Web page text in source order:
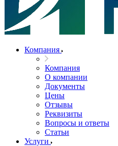
Компания
Компания
О компании
Документы
Цены
Отзывы
Реквизиты
Вопросы и ответы
Статьи
Услуги